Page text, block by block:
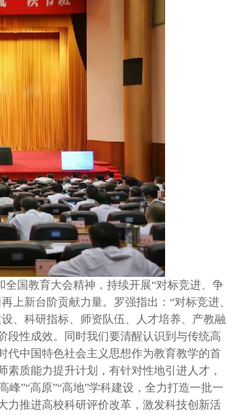
全国教育大会精神，持续开展“对标竞进、争
上新台阶贡献力量。罗强指出：“对标竞进、
、科研指标、师资队伍、人才培养、产教融
段性成效。同时我们要清醒认识到与传统高
代中国特色社会主义思想作为教育教学的首
质能力提升计划，有针对性地引进人才，
”“高原”“高地”学科建设，全力打造一批一
力推进高校科研评价改革，激发科技创新活